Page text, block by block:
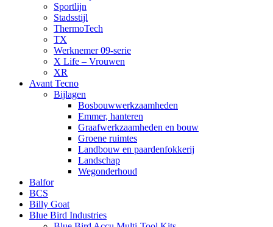
Sportlijn
Stadsstijl
ThermoTech
TX
Werknemer 09-serie
X Life – Vrouwen
XR
Avant Tecno
Bijlagen
Bosbouwwerkzaamheden
Emmer, hanteren
Graafwerkzaamheden en bouw
Groene ruimtes
Landbouw en paardenfokkerij
Landschap
Wegonderhoud
Balfor
BCS
Billy Goat
Blue Bird Industries